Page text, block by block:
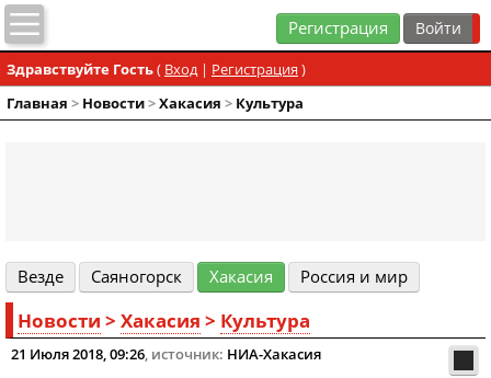
Регистрация
Здравствуйте Гость( Вход| Регистрация )
Главная > Новости>Хакасия > Культура
Везде Cаяногорск Хакасия Россия и мир
Новости > Хакасия > Культура
21 Июля 2018, 09:26, источник: НИА-Хакасия